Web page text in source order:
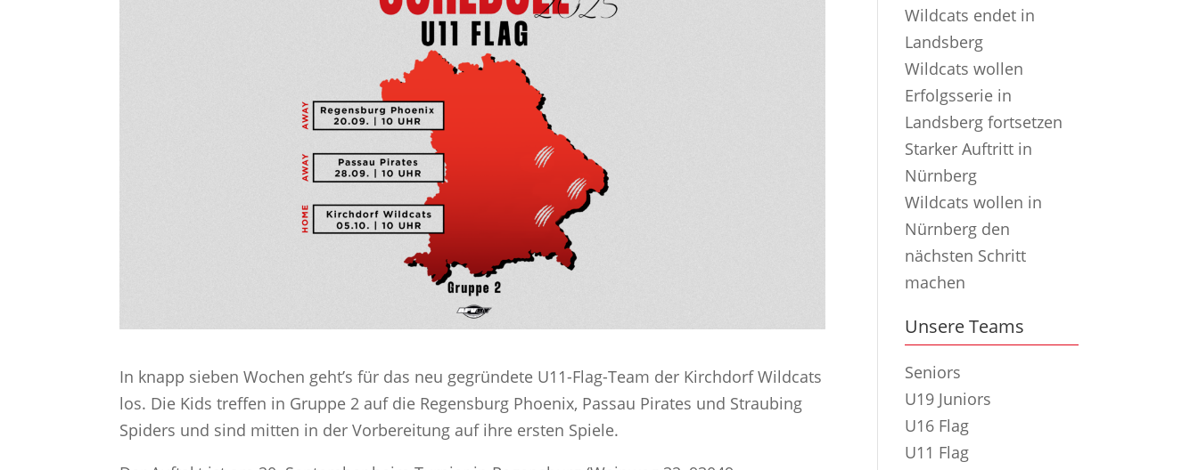
In knapp sieben Wochen geht’s für das neu gegründete U11-Flag-Team der Kirchdorf Wildcats
los. Die Kids treffen in Gruppe 2 auf die Regensburg Phoenix, Passau Pirates und Straubing
Spiders und sind mitten in der Vorbereitung auf ihre ersten Spiele.
Wildcats endet in
Landsberg
Wildcats wollen
Erfolgsserie in
Landsberg fortsetzen
Starker Auftritt in
Nürnberg
Wildcats wollen in
Nürnberg den
nächsten Schritt
machen
Unsere Teams
Seniors
U19 Juniors
U16 Flag
U11 Flag